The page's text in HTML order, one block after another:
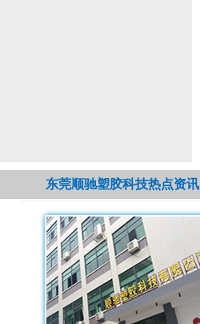
东莞顺驰塑胶科技热点资讯